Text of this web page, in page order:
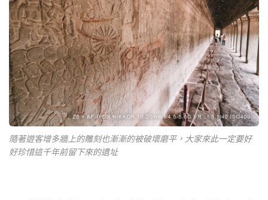
隨著遊客增多牆上的雕刻也漸漸的被破壞磨平，大家來此一定要好
好珍惜這千年前留下來的遺址